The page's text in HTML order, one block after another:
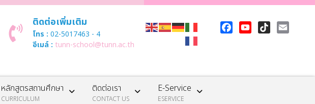
ติดต่อเพิ่มเติม
โทร : 02-5017463 - 4
อีเมล์ : tunn-school@tunn.ac.th
หลักสูตรสถานศึกษา
CURRICULUM
ติดต่อเรา
CONTACT US
E-Service
ESERVICE